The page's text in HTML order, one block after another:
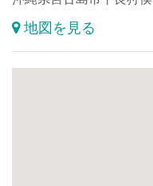
地図を見る